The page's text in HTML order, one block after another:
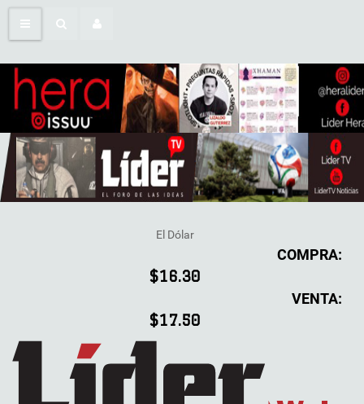
El Dólar
COMPRA:
$16.30
VENTA:
$17.50